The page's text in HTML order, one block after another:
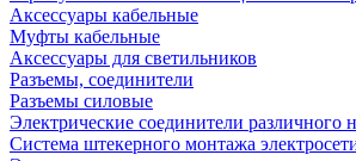
Аксессуары кабельные
Муфты кабельные
Аксессуары для светильников
Разъемы, соединители
Разъемы силовые
Электрические соединители различного
Система штекерного монтажа